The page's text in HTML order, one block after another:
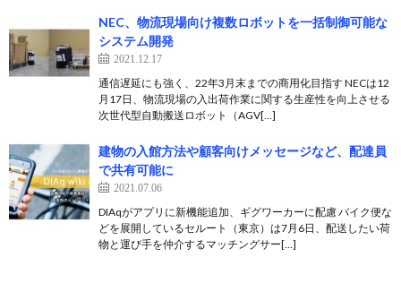
NEC、物流現場向け複数ロボットを一括制御可能な
システム開発
2021.12.17
通信遅延にも強く、22年3月末までの商用化目指す NECは12
月17日、物流現場の入出荷作業に関する生産性を向上させる
次世代型自動搬送ロボット（AGV[…]
建物の入館方法や顧客向けメッセージなど、配達員
で共有可能に
2021.07.06
DIAqがアプリに新機能追加、ギグワーカーに配慮 バイク便な
どを展開しているセルート（東京）は7月6日、配送したい荷
物と運び手を仲介するマッチングサー[…]